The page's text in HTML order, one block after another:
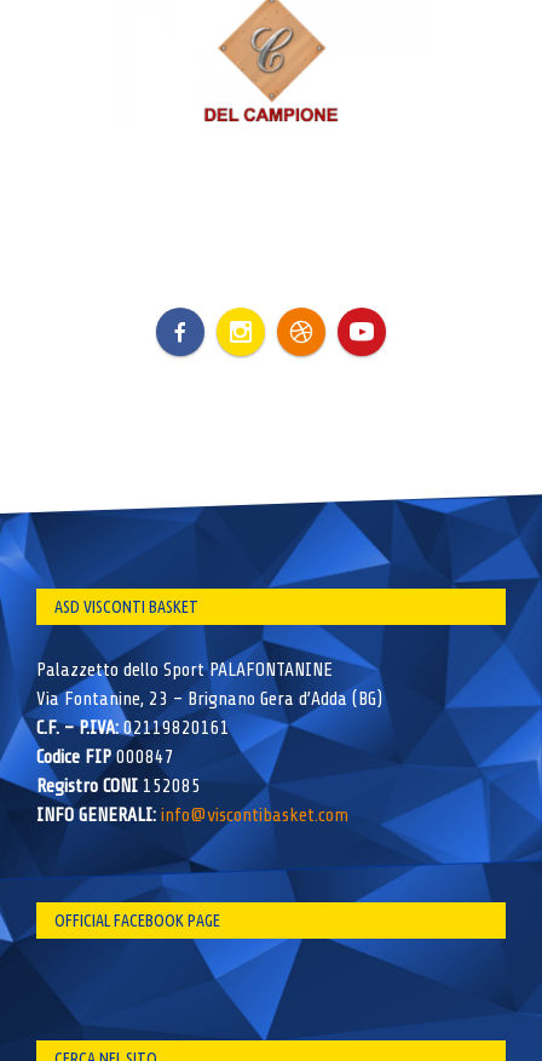
ASD VISCONTI BASKET
Palazzetto dello Sport PALAFONTANINE
Via Fontanine, 23 – Brignano Gera d’Adda (BG)
C.F. – P.IVA:02119820161
Codice FIP000847
Registro CONI 152085
INFO GENERALI: info@viscontibasket.com
OFFICIAL FACEBOOK PAGE